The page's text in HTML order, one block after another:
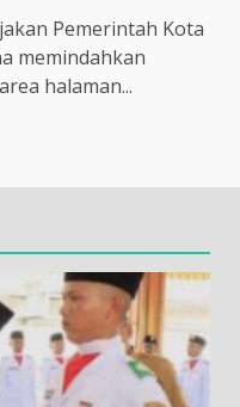
Pemerintah Kota
memindahkan
halaman...